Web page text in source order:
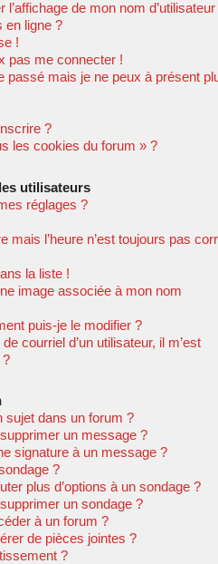
de mon nom d’utilisateur
en ligne ?
!
pas me connecter !
passé mais je ne peux à présent
?
les cookies du forum » ?
utilisateurs
réglages ?
mais l’heure n’est toujours pas
la liste !
image associée à mon nom
puis-je le modifier ?
courriel d’un utilisateur, il m’est
?
sujet dans un forum ?
un message ?
signature à un message ?
?
plus d’options à un sondage ?
un sondage ?
à un forum ?
de pièces jointes ?
?